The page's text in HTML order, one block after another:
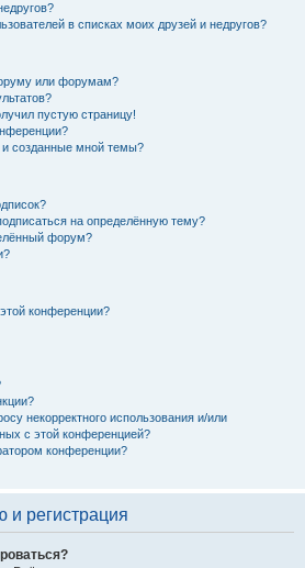
в списках моих друзей и недругов?
или форумам?
пустую страницу!
созданные мной темы?
на определённую тему?
форум?
конференции?
некорректного использования и/или
с этой конференцией?
конференции?
и регистрация